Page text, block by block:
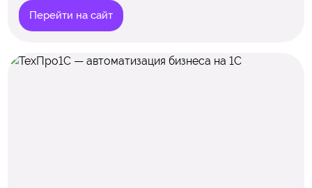
Перейти на сайт